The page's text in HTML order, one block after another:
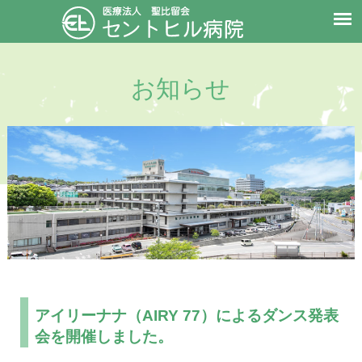
お知らせ
アイリーナナ（AIRY 77）によるダンス発表
会を開催しました。